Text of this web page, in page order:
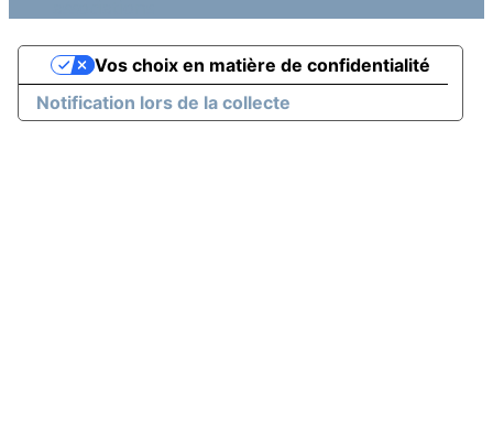
Notification lors de la collecte
Vos choix en matière de confidentialité